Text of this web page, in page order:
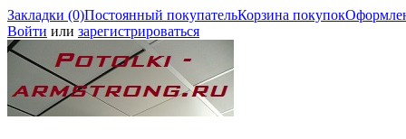
Закладки (0)Постоянный покупательКорзина покупок
Войти или зарегистрироваться